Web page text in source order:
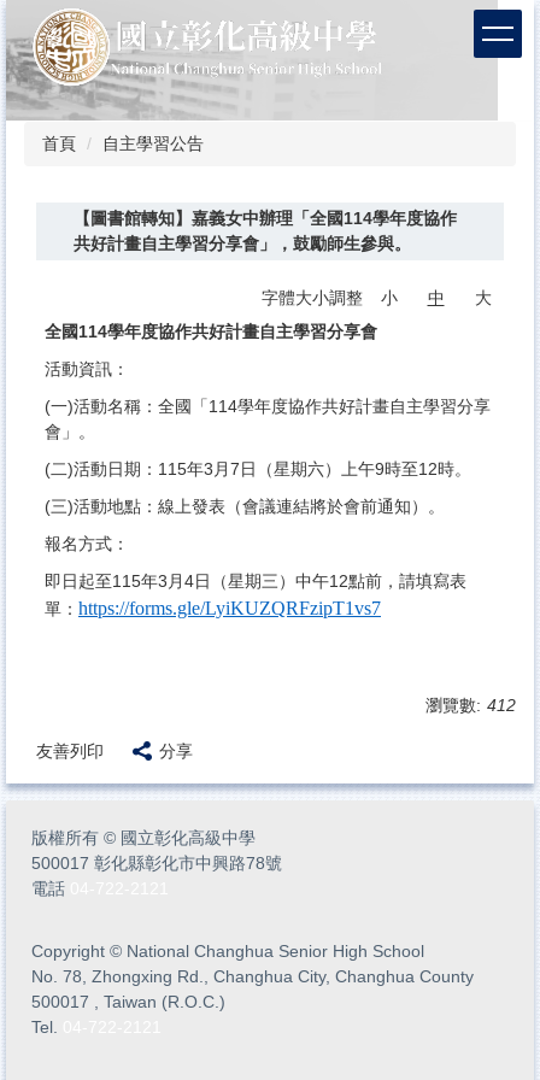
到
主
要
內
首頁 自主學習公告
【圖書館轉知】嘉義女中辦理「全國114學年度協作
共好計畫自主學習分享會」，鼓勵師生參與。
字體大小調整 小 中
大
全國114學年度協作共好計畫自主學習分享會
活動資訊：
(一)活動名稱：全國「114學年度協作共好計畫自主學習分享
會」。
(二)活動日期：115年3月7日（星期六）上午9時至12時。
(三)活動地點：線上發表（會議連結將於會前通知）。
報名方式：
即日起至115年3月4日（星期三）中午12點前，請填寫表
單： https://forms.gle/LyiKUZQRFzipT1vs7
瀏覽數: 412
友善列印 分享
版權所有 © 國立彰化高級中學
500017 彰化縣彰化市中興路78號
電話
Copyright © National Changhua Senior High School
No. 78, Zhongxing Rd., Changhua City, Changhua County
500017 , Taiwan (R.O.C.)
Tel.